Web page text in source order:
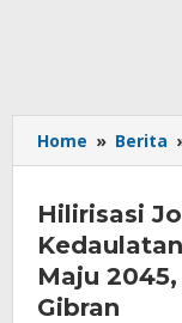
Home » Berita
Hilirisasi
Maju
Gibran